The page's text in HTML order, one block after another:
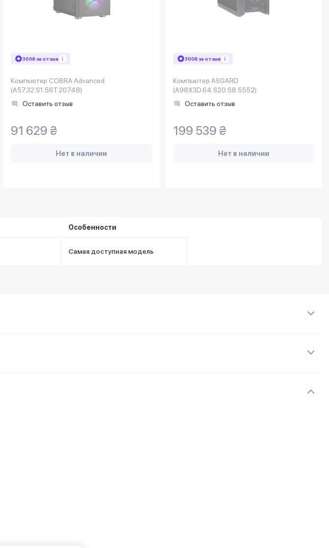
300₴ за отзыв
Компьютер COBRA Advanced
(A57.32.S1.56T.20748)
Оставить отзыв
91 629 ₴
Нет в наличии
300₴ за отзыв
Компьютер ASGARD
(A98X3D.64.S20.58.5552)
Оставить отзыв
199 539 ₴
Нет в наличии
Особенности
Самая доступная модель